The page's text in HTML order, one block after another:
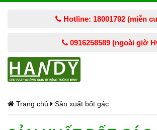
Hotline: 18001792 (miễn
0916258589 (ngoài giờ
Trang chủ Sản xuất bốt gác